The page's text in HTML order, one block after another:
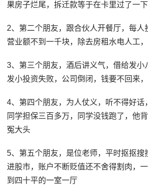
果房子烂尾，拆迁款等于在卡里过了一
2、第二个朋友，跟合伙人开餐厅，每人
营业额不到一千块，除去房租水电人工
3、第三个朋友，酒后讲义气，借给发小
发小投资失败，公司倒闭，钱要不回来
4、第四个朋友，为人仗义，听不得好话
同学担保三百多万，同学没钱跑了，他
冤大头
5、第五个朋友，是位老师，平时抠抠搜
进股市，账户不断贬值还不舍得割肉，
到四十平的一室一厅